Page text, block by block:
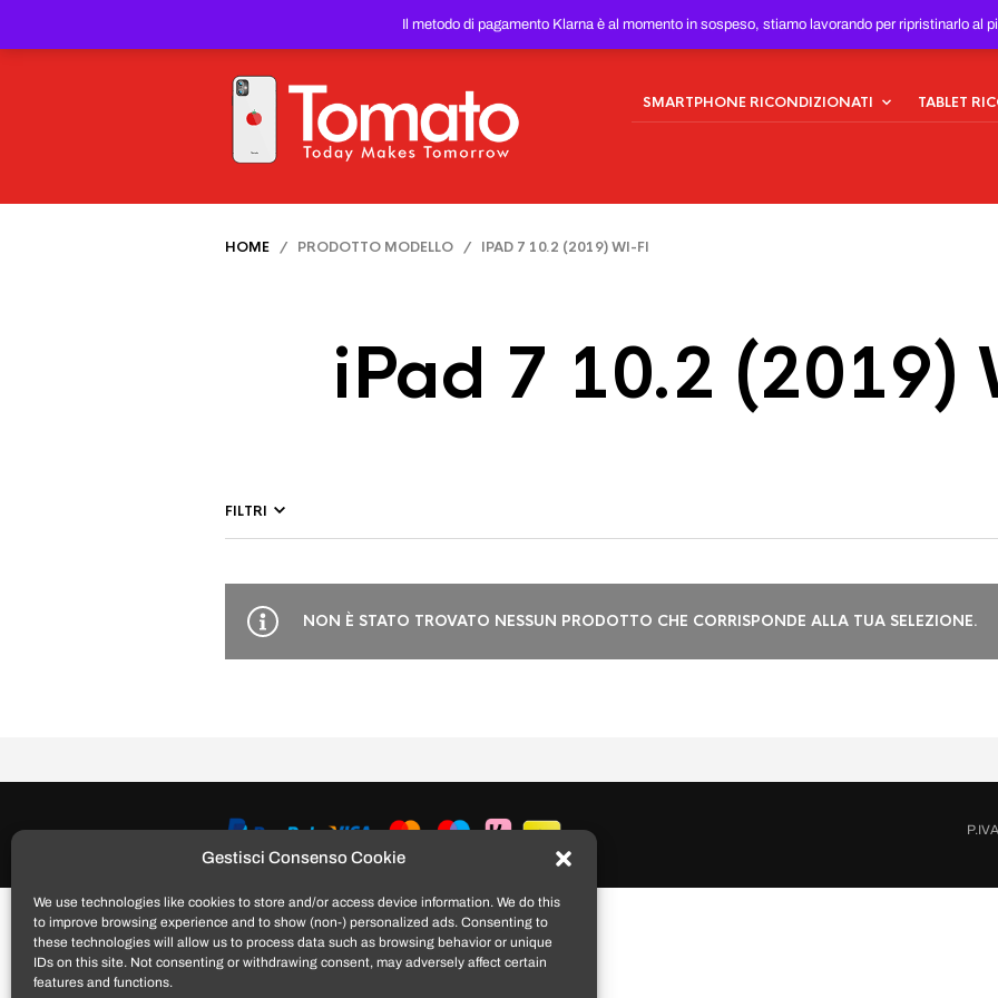
Gestisci Consenso Cookie
We use technologies like cookies to store and/or access device information. We do this
to improve browsing experience and to show (non-) personalized ads. Consenting to
these technologies will allow us to process data such as browsing behavior or unique
IDs on this site. Not consenting or withdrawing consent, may adversely affect certain
features and functions.
Il metodo di pagamento Klarna è al momento in sospeso, stiamo lavorando per ripristinarlo al
PREZZO DEL WEB!
SMARTPHONE RICONDIZIONATI TABLET
HOME / PRODOTTO MODELLO / IPAD 7 10.2 (2019) WI-FI
iPad 7 10.2 (2019)
FILTRI
NON È STATO TROVATO NESSUN PRODOTTO CHE CORRISPONDE ALLA TUA SELEZIONE.